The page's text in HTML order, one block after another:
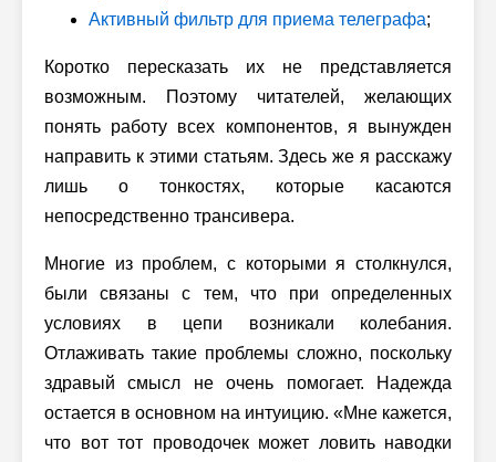
Активный фильтр для приема телеграфа;
Коротко пересказать их не представляется
возможным. Поэтому читателей, желающих
понять работу всех компонентов, я вынужден
направить к этими статьям. Здесь же я расскажу
лишь о тонкостях, которые касаются
непосредственно трансивера.
Многие из проблем, с которыми я столкнулся,
были связаны с тем, что при определенных
условиях в цепи возникали колебания.
Отлаживать такие проблемы сложно, поскольку
здравый смысл не очень помогает. Надежда
остается в основном на интуицию. «Мне кажется,
что вот тот проводочек может ловить наводки